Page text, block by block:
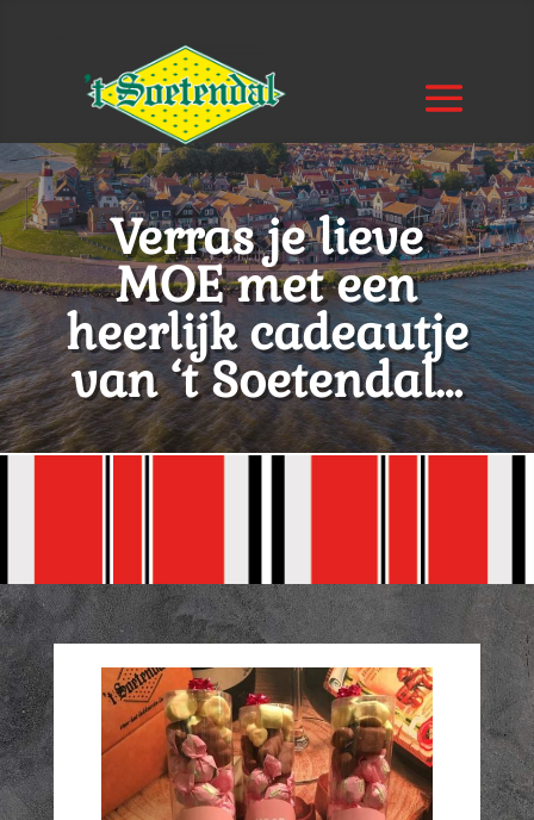
Verras je lieve
MOE met een
heerlijk cadeautje
van ‘t Soetendal…